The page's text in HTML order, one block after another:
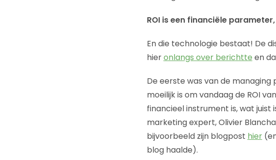
ROI is een financiële
En die technologie bestaat! De
hieronlangs over berichtte en
De eerste was van de
moeilijk is om vandaag de ROI
financieel instrument is, wat juist
marketing expert, Olivier
bijvoorbeeld zijn blogpost hier
blog haalde).